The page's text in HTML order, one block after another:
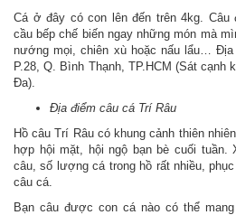
Cá ở đây có con lên đến trên 4kg.
cầu bếp chế biến ngay những món mà
nướng mọi, chiên xù hoặc nấu lẩu…
P.28, Q. Bình Thạnh, TP.HCM (Sát cạnh
Đa).
Địa điểm câu cá Trí Râu
Hồ câu Trí Râu có khung cảnh thiên
hợp hội mặt, hội ngộ bạn bè cuối tuần.
câu, số lượng cá trong hồ rất nhiều,
câu cá.
Bạn câu được con cá nào có thể